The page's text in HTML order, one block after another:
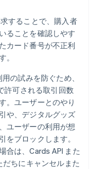
することで、購入者
ることを確認しやす
カード番号が不正利
。
の試みを防ぐため、
許可される取引回数
。ユーザーとのやり
や、デジタルグッズ
ユーザーの利用が想
をブロックします。
合は、Cards API また
ちにキャンセルまた